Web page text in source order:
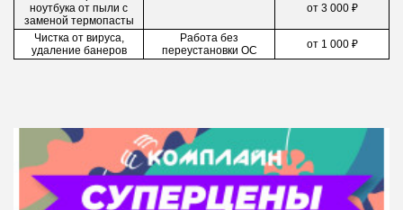
ноутбука от пыли с
заменой термопасты
от 3 000 ₽
Чистка от вируса,
удаление банеров
Работа без
переустановки ОС
от 1 000 ₽